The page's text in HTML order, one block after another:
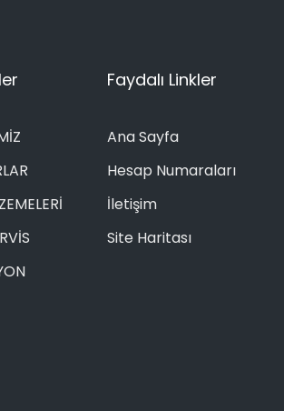
Faydalı Linkler
Ana Sayfa
Hesap Numaraları
İletişim
Site Haritası